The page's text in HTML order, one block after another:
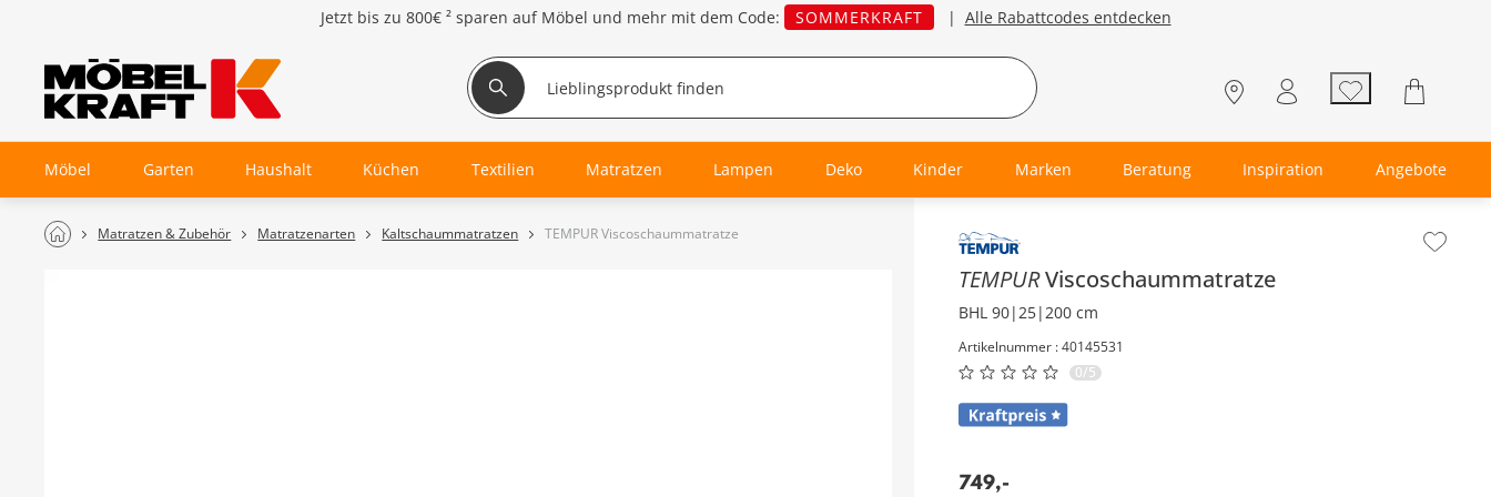
Jetzt bis zu 800€ ² sparen auf Möbel und mehr mit dem Code: SOMMERKRAFT | Alle Rabattcodes entdecken
Möbel Garten Haushalt Küchen Textilien Matratzen Lampen Deko Kinder Marken Beratung Inspiration Angebote
Matratzen & Zubehör Matratzenarten Kaltschaummatratzen TEMPUR Viscoschaummatratze Inhalt der Seitenleiste überspringen - Zum Seitenende
TEMPURViscoschaummatratze
BHL 90|25|200 cm
Artikelnummer : 40145531
0/5
749,-